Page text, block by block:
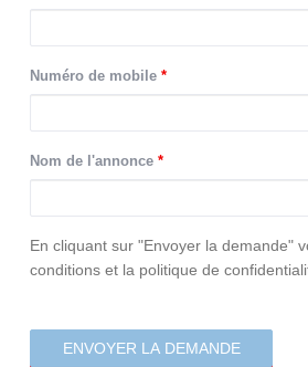
Numéro de mobile *
Nom de l'annonce *
consentement
En cliquant sur "Envoyer la demande"
conditions et la politique de